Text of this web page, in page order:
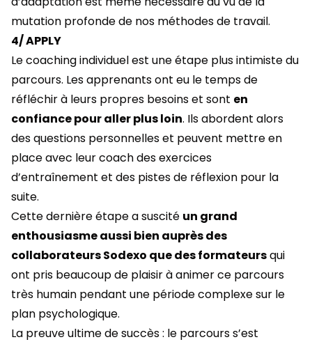
mutation profonde de nos méthodes de travail.
4/ APPLY
Le coaching individuel est une étape plus intimiste du
parcours. Les apprenants ont eu le temps de
réfléchir à leurs propres besoins et sont en
confiance pour aller plus loin. Ils abordent alors
des questions personnelles et peuvent mettre en
place avec leur coach des exercices
d’entraînement et des pistes de réflexion pour la
suite.
Cette dernière étape a suscité un grand
enthousiasme aussi bien auprès des
collaborateurs Sodexo que des formateursqui
ont pris beaucoup de plaisir à animer ce parcours
très humain pendant une période complexe sur le
plan psychologique.
La preuve ultime de succès : le parcours s’est